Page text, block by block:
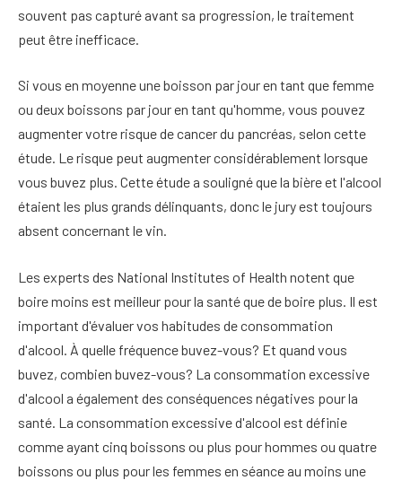
souvent pas capturé avant sa progression, le traitement
peut être inefficace.
Si vous en moyenne une boisson par jour en tant que femme
ou deux boissons par jour en tant qu'homme, vous pouvez
augmenter votre risque de cancer du pancréas, selon cette
étude. Le risque peut augmenter considérablement lorsque
vous buvez plus. Cette étude a souligné que la bière et l'alcool
étaient les plus grands délinquants, donc le jury est toujours
absent concernant le vin.
Les experts des National Institutes of Health notent que
boire moins est meilleur pour la santé que de boire plus. Il est
important d'évaluer vos habitudes de consommation
d'alcool. À quelle fréquence buvez-vous? Et quand vous
buvez, combien buvez-vous? La consommation excessive
d'alcool a également des conséquences négatives pour la
santé. La consommation excessive d'alcool est définie
comme ayant cinq boissons ou plus pour hommes ou quatre
boissons ou plus pour les femmes en séance au moins une